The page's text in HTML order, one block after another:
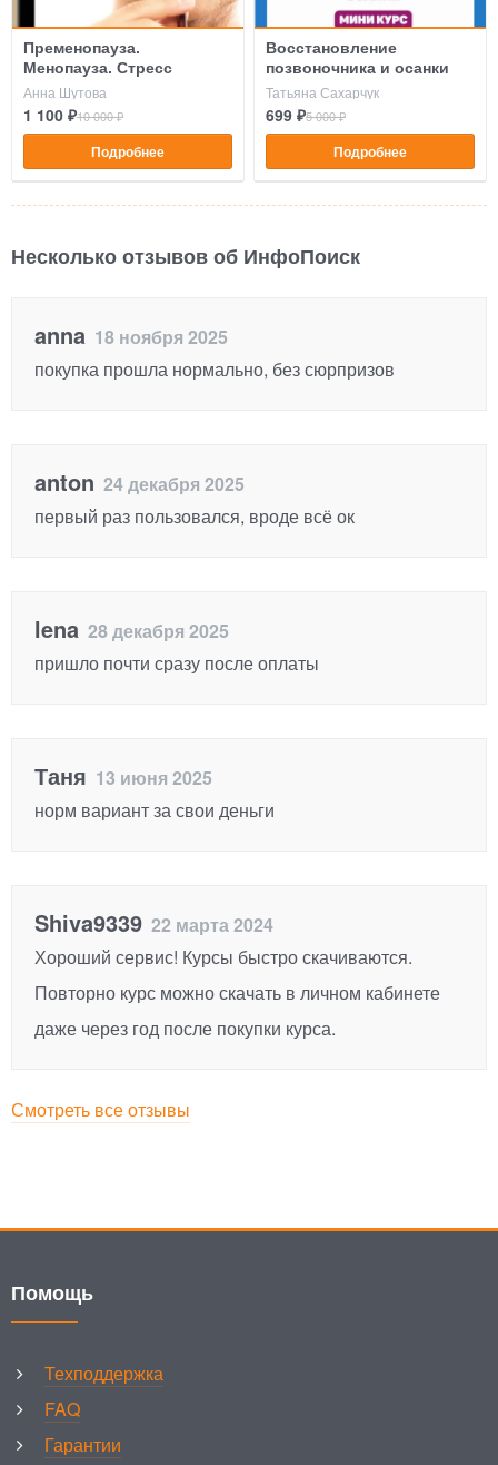
Пременопауза.
Менопауза. Стресс
Анна Шутова
1 100 ₽10 000 ₽
Подробнее
Восстановление
позвоночника и осанки
Татьяна Сахарчук
699 ₽5 000 ₽
Подробнее
Несколько отзывов об ИнфоПоиск
anna 18 ноября 2025
покупка прошла нормально, без сюрпризов
anton 24 декабря 2025
первый раз пользовался, вроде всё ок
lena 28 декабря 2025
пришло почти сразу после оплаты
Таня 13 июня 2025
норм вариант за свои деньги
Shiva9339 22 марта 2024
Хороший сервис! Курсы быстро скачиваются.
Повторно курс можно скачать в личном кабинете
даже через год после покупки курса.
Смотреть все отзывы
Помощь
Техподдержка
FAQ
Гарантии